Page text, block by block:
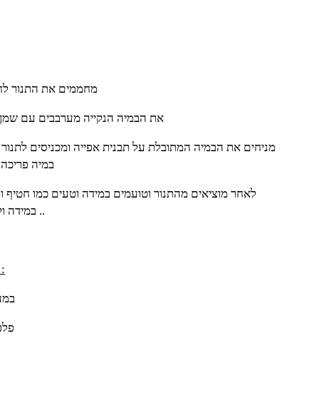
מחממים את התנור
את הבמיה הנקייה מערבבים עם שמן
במיה
לאחר מוציאים מהתנור וטועמים במידה וטעים כמו
במידה ולא יש להמשיך עוד כמה דקות ..
להכנת סלסה חומוס וכוסברה :
2